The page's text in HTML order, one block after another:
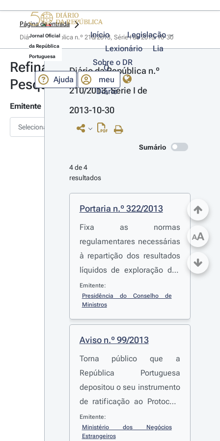
Jornal Oficial
da República
Portuguesa
Início
Legislação
Lexionário
Lia
Sobre o DR
Ajuda
O
meu
Diário
Página de entrada
Diário da República n.º 210/2013, Série I de 2013-10-30
Refinar
Pesquisa
Emitente
Selecionar
Diário da República n.º
210/2013, Série I de
2013-10-30
Sumário
4 de 4
resultados
Portaria n.º 322/2013
Fixa as normas
regulamentares necessárias
à repartição dos resultados
líquidos de exploração dos
jogos sociais atribuídos à
Presidência do Conselho de
Emitente:
Presidência do Conselho de
Ministros
Aviso n.º 99/2013
Torna público que a
República Portuguesa
depositou o seu instrumento
de ratificação ao Protocolo
Adicional à Convenção
sobre o Cibercrime Relativo
Emitente:
Ministério dos Negócios
Estrangeiros
AA